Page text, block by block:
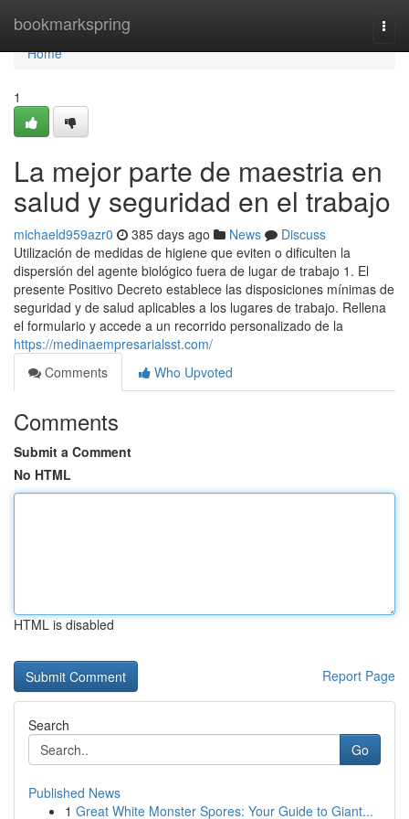
bookmarkspring
Home
Home
1
La mejor parte de maestria en
salud y seguridad en el trabajo
michaeld959azr0 385 days ago News
Discuss
Utilización de medidas de higiene que eviten o dificulten la
dispersión del agente biológico fuera de lugar de trabajo 1. El
presente Positivo Decreto establece las disposiciones mínimas de
seguridad y de salud aplicables a los lugares de trabajo. Rellena
el formulario y accede a un recorrido personalizado de la
https://medinaempresarialsst.com/
Comments
Who Upvoted
Comments
Submit a Comment
No HTML
HTML is disabled
Report Page
Search
Go
Published News
1 Great White Monster Spores: Your Guide to Giant...